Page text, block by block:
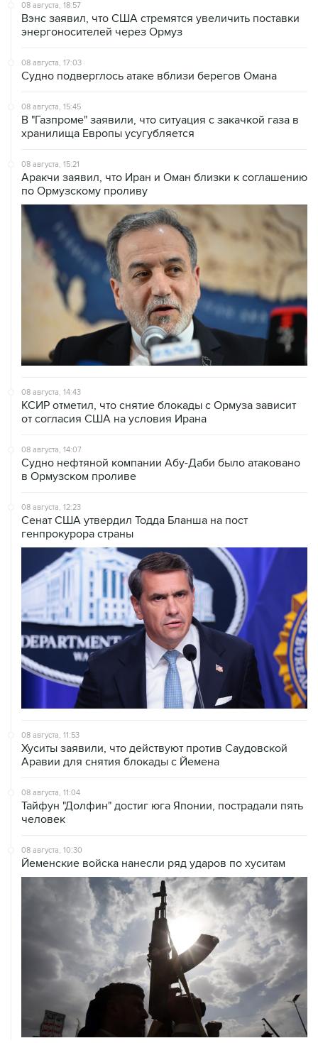
08 августа, 18:57
Вэнс заявил, что США стремятся увеличить поставки
энергоносителей через Ормуз
08 августа, 17:03
Судно подверглось атаке вблизи берегов Омана
08 августа, 15:45
В "Газпроме" заявили, что ситуация с закачкой газа в
хранилища Европы усугубляется
08 августа, 15:21
Аракчи заявил, что Иран и Оман близки к соглашению
по Ормузскому проливу
08 августа, 14:43
КСИР отметил, что снятие блокады с Ормуза зависит
от согласия США на условия Ирана
08 августа, 14:07
Судно нефтяной компании Абу-Даби было атаковано
в Ормузском проливе
08 августа, 12:23
Сенат США утвердил Тодда Бланша на пост
генпрокурора страны
08 августа, 11:53
Хуситы заявили, что действуют против Саудовской
Аравии для снятия блокады с Йемена
08 августа, 11:04
Тайфун "Долфин" достиг юга Японии, пострадали пять
человек
08 августа, 10:30
Йеменские войска нанесли ряд ударов по хуситам